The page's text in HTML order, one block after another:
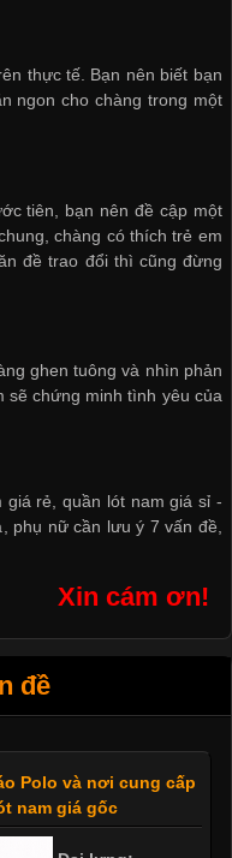
thực tế. Bạn nên biết bạn
ngon cho chàng trong một
tiên, bạn nên đề cập một
chàng có thích trẻ em
đề trao đổi thì cũng đừng
ghen tuông và nhìn phản
sẽ chứng minh tình yêu của
rẻ, quần lót nam giá sỉ -
phụ nữ cần lưu ý 7 vấn đề
Xin cám ơn!
đề
Polo và nơi cung cấp
nam giá gốc